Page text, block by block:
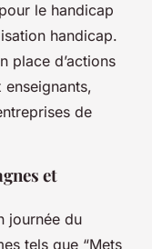
le handicap
handicap.
place d’actions
de
et
journée du
tels que “Mets